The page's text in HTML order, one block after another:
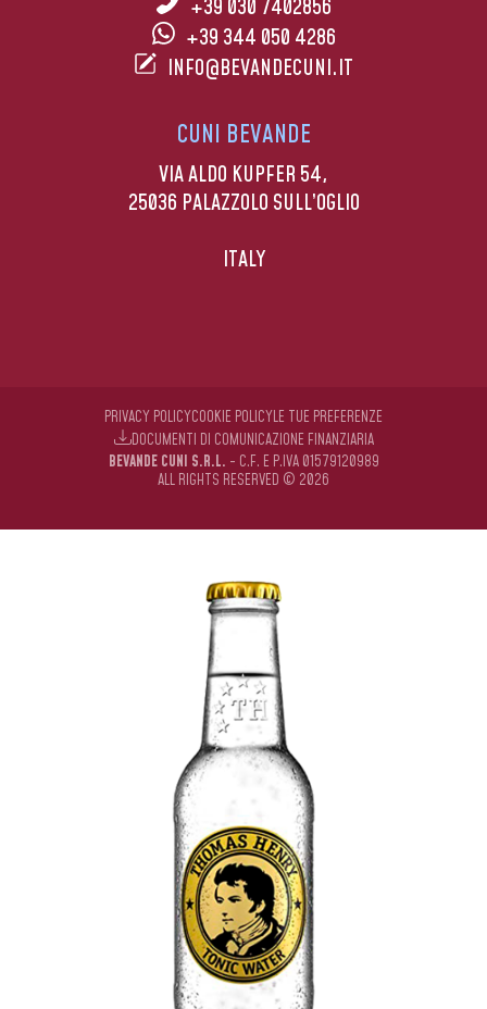
+39 030 7402856
+39 344 050 4286
INFO@BEVANDECUNI.IT
CUNI BEVANDE
VIA ALDO KUPFER 54,
25036 PALAZZOLO SULL’OGLIO
ITALY
BEVANDE CUNI S.R.L. - C.F. E P.IVA 01579120989
ALL RIGHTS RESERVED © 2026
PRIVACY POLICYCOOKIE POLICYLE TUE PREFERENZE
DOCUMENTI DI COMUNICAZIONE FINANZIARIA